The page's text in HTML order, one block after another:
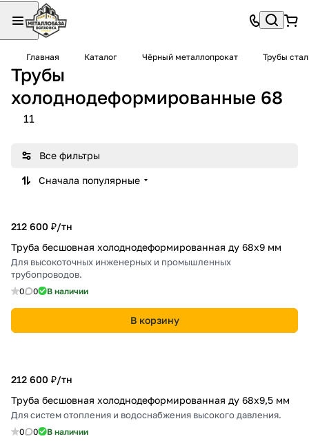
Главная Каталог Чёрный металлопрокат Трубы
Трубы
холоднодеформированные 68
11
Все фильтры
Сначала популярные
212 600 ₽/тн
Труба бесшовная холоднодеформированная ду 68х9 мм
Для высокоточных инженерных и промышленных
трубопроводов.
0 0 В наличии
В корзину
212 600 ₽/тн
Труба бесшовная холоднодеформированная ду 68х9,5 мм
Для систем отопления и водоснабжения высокого давления.
0 0 В наличии